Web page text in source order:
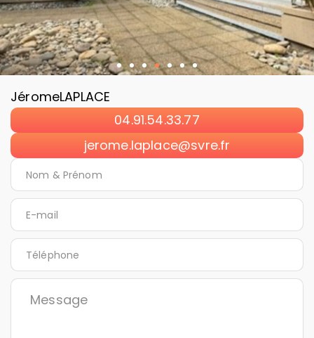
JéromeLAPLACE
04.91.54.33.77
jerome.laplace@svre.fr